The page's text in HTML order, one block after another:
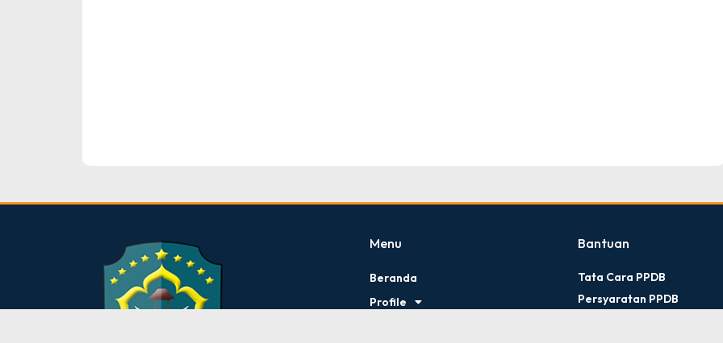
Menu
Beranda
Profile
Bantuan
Tata Cara PPDB
Persyaratan PPDB